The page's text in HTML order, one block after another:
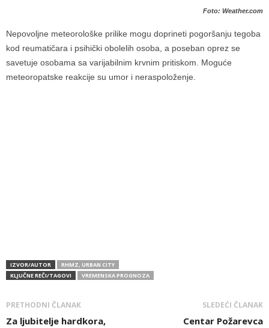
Foto: Weather.com
Nepovoljne meteorološke prilike mogu doprineti pogoršanju tegoba
kod reumatičara i psihički obolelih osoba, a poseban oprez se
savetuje osobama sa varijabilnim krvnim pritiskom. Moguće
meteoropatske reakcije su umor i neraspoloženje.
IZVOR/AUTOR
RHMZ, URBAN CITY
KLJUČNE REČI/TAGOVI
VREMENSKA PROGNOZA
PRETHODNI ČLANAK
Za ljubitelje hardkora,
SLEDEĆI ČLANAK
Centar Požarevca